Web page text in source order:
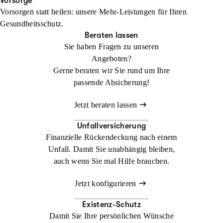
Jetzt konfigurieren Beraten lassen
zur Herausforderung werden. Mit der
Auslandsreisekrankenversicherung sind Sie weltweit bestens
Beraten lassen
Vorsorgen statt heilen: unsere Mehr-Leistungen für Ihren
Gesundheitsschutz.
Beraten lassen
Sie haben Fragen zu unseren
Angeboten?
Gerne beraten wir Sie rund um Ihre
passende Absicherung!
Jetzt beraten lassen
Unfallversicherung
Finanzielle Rückendeckung nach einem
Unfall. Damit Sie unabhängig bleiben,
auch wenn Sie mal Hilfe brauchen.
Jetzt konfigurieren
Existenz-Schutz
Damit Sie Ihre persönlichen Wünsche